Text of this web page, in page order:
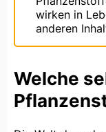
wirken in
anderen
Welche